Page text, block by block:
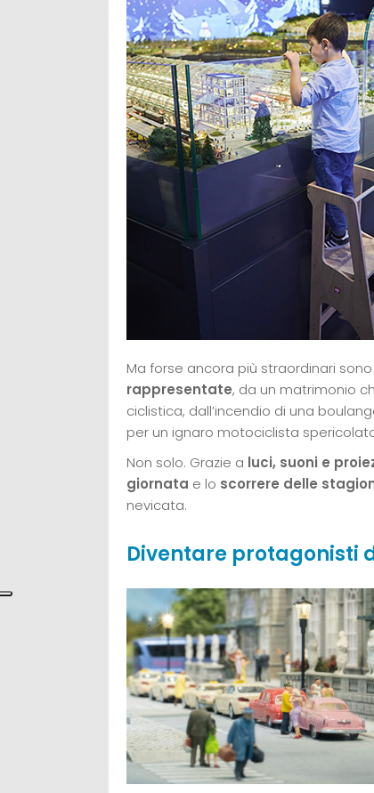
Ma forse ancora più straordinari sono
rappresentate, da un matrimonio
ciclistica, dall’incendio di una
per un ignaro motociclista
Non solo. Grazie a luci, suoni e
giornata e lo scorrere delle
nevicata.
Diventare protagonisti